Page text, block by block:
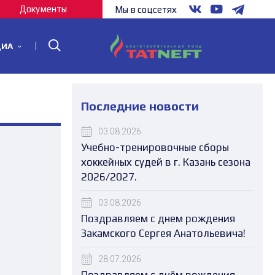
Документы Мы в соцсетях
Последние новости
03.08.2026
Учебно-тренировочные сборы
хоккейных судей в г. Казань сезона
2026/2027.
03.08.2026
Поздравляем с днем рождения
Закамского Сергея Анатольевича!
28.07.2026